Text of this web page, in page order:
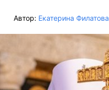
Автор: Екатерина Филатова